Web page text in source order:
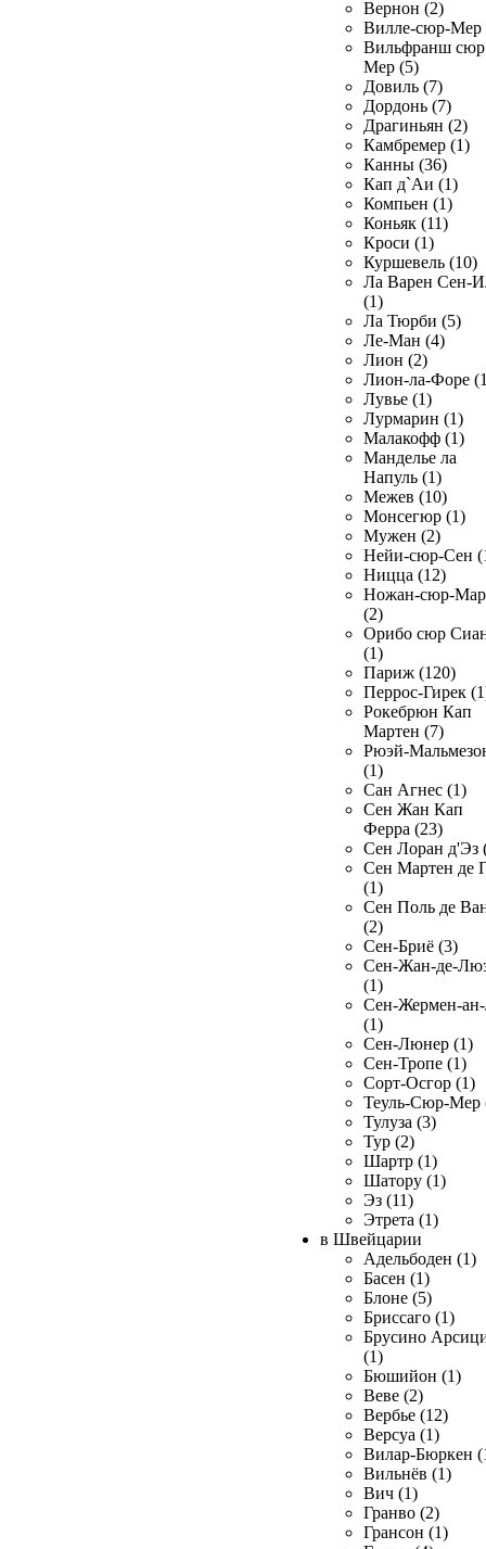
Вернон (2)
Вилле-сюр-Мер
Вильфранш сюр
Мер (5)
Довиль (7)
Дордонь (7)
Драгиньян (2)
Камбремер (1)
Канны (36)
Кап д`Аи (1)
Компьен (1)
Коньяк (11)
Кроси (1)
Куршевель (10)
Ла Варен Сен-
(1)
Ла Тюрби (5)
Ле-Ман (4)
Лион (2)
Лион-ла-Форе
Лувье (1)
Лурмарин (1)
Малакофф (1)
Манделье ла
Напуль (1)
Межев (10)
Монсегюр (1)
Мужен (2)
Нейи-сюр-Сен
Ницца (12)
Ножан-сюр-
(2)
Орибо сюр
(1)
Париж (120)
Перрос-Гирек
Рокебрюн Кап
Мартен (7)
Рюэй-
(1)
Сан Агнес (1)
Сен Жан Кап
Ферра (23)
Сен Лоран д'Эз
Сен Мартен де
(1)
Сен Поль де
(2)
Сен-Бриё (3)
Сен-Жан-де-
(1)
Сен-Жермен-
(1)
Сен-Люнер (1)
Сен-Тропе (1)
Сорт-Осгор (1)
Теуль-Сюр-Мер
Тулуза (3)
Тур (2)
Шартр (1)
Шатору (1)
Эз (11)
Этрета (1)
в Швейцарии
Адельбоден (1)
Басен (1)
Блоне (5)
Бриссаго (1)
Брусино
(1)
Бюшийон (1)
Веве (2)
Вербье (12)
Версуа (1)
Вилар-Бюркен
Вильнёв (1)
Вич (1)
Гранво (2)
Грансон (1)